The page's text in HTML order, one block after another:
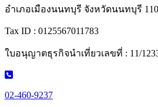
อำเภอเมืองนนทบุรี จังหวัดนนทบุรี
Tax ID : 0125567011783
ใบอนุญาตธุรกิจนำเที่ยวเลขที่ : 11/
02-460-9237